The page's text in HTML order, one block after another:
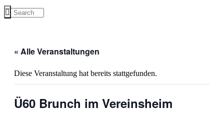
« Alle Veranstaltungen
Diese Veranstaltung hat bereits stattgefunden.
Ü60 Brunch im Vereinsheim